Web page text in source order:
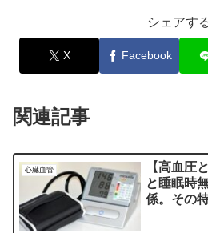
シェアす
X Facebook
関連記事
心臓血管
【高血圧
と睡眠時
係。その